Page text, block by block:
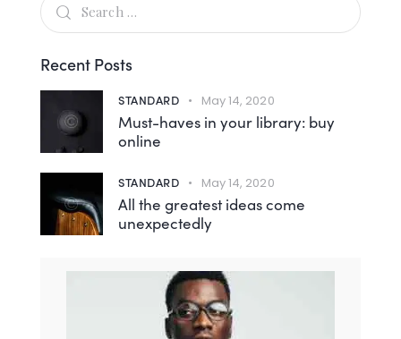
Recent Posts
STANDARD May 14, 2020
Must-haves in your library: buy
online
STANDARD May 14, 2020
All the greatest ideas come
unexpectedly